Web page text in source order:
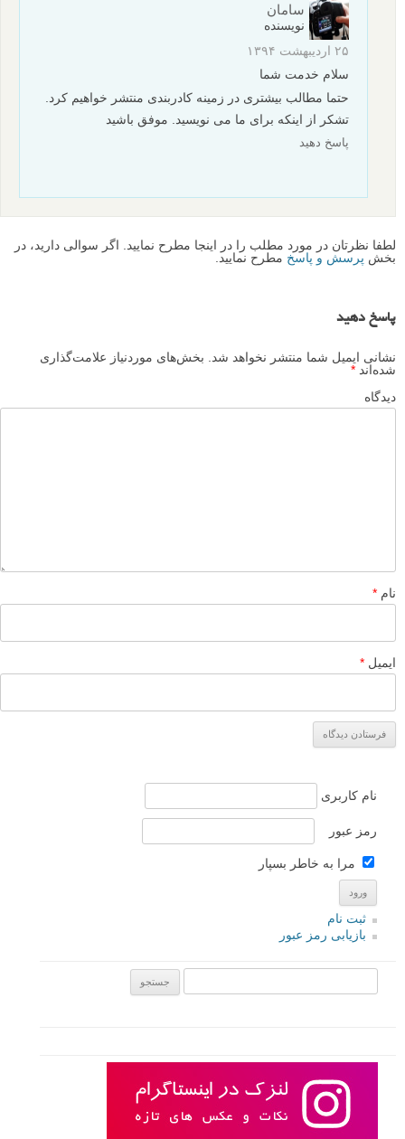
سامان
نویسنده
۲۵ اردیبهشت ۱۳۹۴
سلام خدمت شما
حتما مطالب بیشتری در زمینه کادربندی منتشر خواهیم کرد.
تشکر از اینکه برای ما می نویسید. موفق باشید
پاسخ دهید
لطفا نظرتان در مورد مطلب را در اینجا مطرح نمایید. اگر سوالی دارید، در
بخش پرسش و پاسخ مطرح نمایید.
پاسخ دهید
نشانی ایمیل شما منتشر نخواهد شد.
بخش‌های موردنیاز علامت‌گذاری
شده‌اند *
دیدگاه
نام *
ایمیل *
نام کاربری
رمز عبور
مرا به خاطر بسپار
ثبت نام
بازیابی رمز عبور